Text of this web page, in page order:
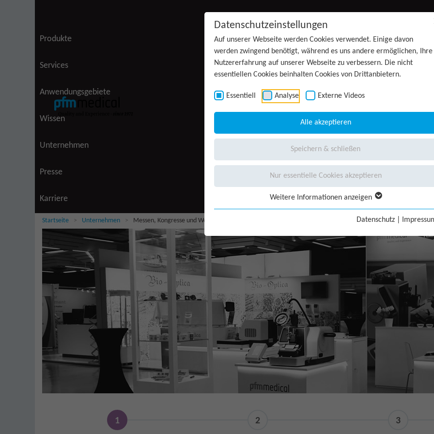
Datenschutzeinstellungen
Auf unserer Webseite werden Cookies verwendet. Einige davon
werden zwingend benötigt, während es uns andere ermöglichen, Ihre
Nutzererfahrung auf unserer Webseite zu verbessern. Die nicht
essentiellen Cookies beinhalten Cookies von Drittanbietern.
Essentiell Analyse Externe Videos
Alle akzeptieren
Speichern & schließen
Nur essentielle Cookies akzeptieren
Weitere Informationen anzeigen
Datenschutz
Produkte
Services
Anwendungsgebiete
Wissen
Unternehmen
Presse
Karriere
Sie sind hier:
Startseite Unternehmen Messen, Kongresse und Workshops